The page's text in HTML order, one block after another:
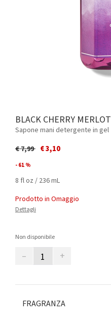
BLACK CHERRY MERLOT
Sapone mani detergente in gel
Price reduced from
€ 7,99to€ 3,10
- 61 %
8 fl oz / 236 mL
Prodotto in Omaggio
Dettagli
Non disponibile
– +
FRAGRANZA